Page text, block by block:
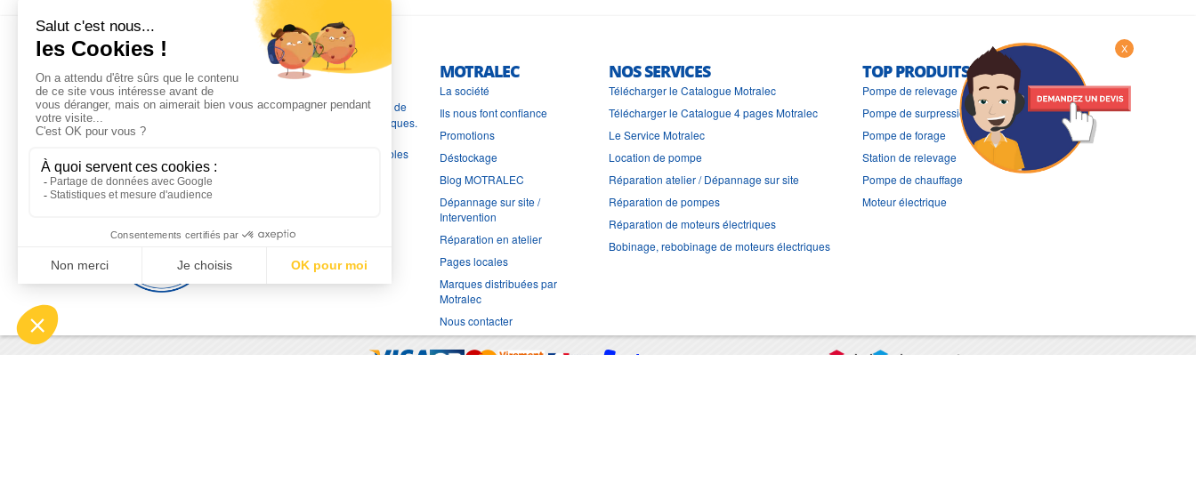
L'EXPERTISE MOTRALEC
Depuis 1976, nous sommes
Franceen pompes de relevage, station de relevage, pompe de
chauffage, suppression, forage, immergée et moteurs électriques.
Nous assurons
, tout en travaillant avec les marques les plus fiables
du marché.
MOTRALEC
La société
Ils nous font confiance
Promotions
Déstockage
Blog MOTRALEC
Dépannage sur site /
Intervention
Réparation en atelier
Pages locales
Marques distribuées par
Motralec
Nous contacter
NOS SERVICES
Télécharger le Catalogue Motralec
Télécharger le Catalogue 4 pages Motralec
Le Service Motralec
Location de pompe
Réparation atelier / Dépannage sur site
Réparation de pompes
Réparation de moteurs électriques
Bobinage, rebobinage de moteurs électriques
TOP PRODUITS
Pompe de relevage
Pompe de surpression
Pompe de forage
Station de relevage
Pompe de chauffage
Moteur électrique
X